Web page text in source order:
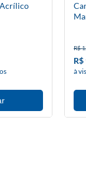
R$
R$
à